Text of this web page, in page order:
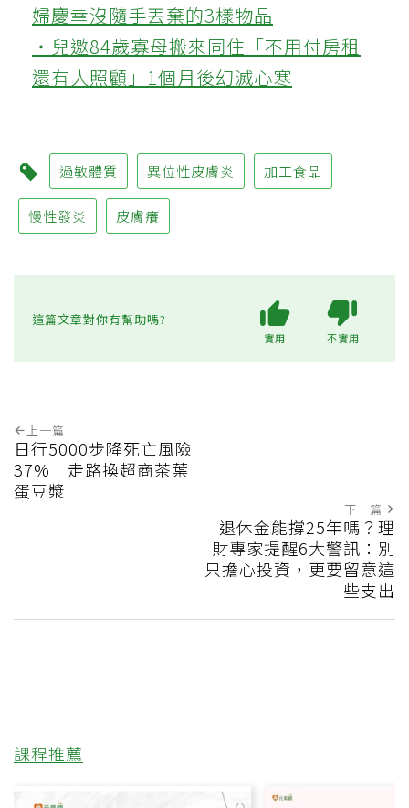
婦慶幸沒隨手丟棄的3樣物品
‧兒邀84歲寡母搬來同住「不用付房租
還有人照顧」1個月後幻滅心寒
過敏體質 異位性皮膚炎 加工食品
慢性發炎 皮膚癢
這篇文章對你有幫助嗎?
實用 不實用
上一篇
日行5000步降死亡風險
37% 走路換超商茶葉
蛋豆漿
下一篇
退休金能撐25年嗎？理
財專家提醒6大警訊：別
只擔心投資，更要留意這
些支出
課程推薦